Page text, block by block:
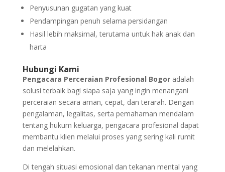
Penyusunan gugatan yang kuat
Pendampingan penuh selama persidangan
Hasil lebih maksimal, terutama untuk hak anak dan
harta
Hubungi Kami
Pengacara Perceraian Profesional Bogoradalah
solusi terbaik bagi siapa saja yang ingin menangani
perceraian secara aman, cepat, dan terarah. Dengan
pengalaman, legalitas, serta pemahaman mendalam
tentang hukum keluarga, pengacara profesional dapat
membantu klien melalui proses yang sering kali rumit
dan melelahkan.
Di tengah situasi emosional dan tekanan mental yang